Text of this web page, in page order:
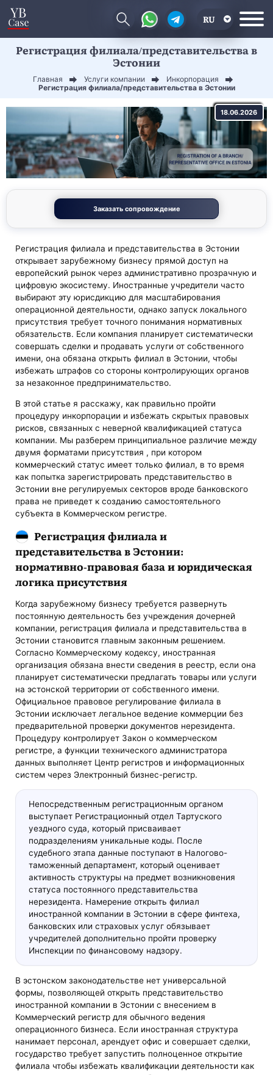
RU
EN
Регистрация филиала/представительства в
Эстонии
Главная Услуги компании
Инкорпорация
Регистрация филиала/представительства в Эстонии
18.06.2026
Заказать сопровождение
Регистрация филиала и представительства в Эстонии
открывает зарубежному бизнесу прямой доступ на
европейский рынок через административно прозрачную и
цифровую экосистему. Иностранные учредители часто
выбирают эту юрисдикцию для масштабирования
операционной деятельности, однако запуск локального
присутствия требует точного понимания нормативных
обязательств. Если компания планирует систематически
совершать сделки и продавать услуги от собственного
имени, она обязана открыть филиал в Эстонии, чтобы
избежать штрафов со стороны контролирующих органов
за незаконное предпринимательство.
В этой статье я расскажу, как правильно пройти
процедуру инкорпорации и избежать скрытых правовых
рисков, связанных с неверной квалификацией статуса
компании. Мы разберем принципиальное различие между
двумя форматами присутствия , при котором
коммерческий статус имеет только филиал, в то время
как попытка зарегистрировать представительство в
Эстонии вне регулируемых секторов вроде банковского
права не приведет к созданию самостоятельного
субъекта в Коммерческом регистре.
Регистрация филиала и
представительства в Эстонии:
нормативно-правовая база и юридическая
логика присутствия
Когда зарубежному бизнесу требуется развернуть
постоянную деятельность без учреждения дочерней
компании, регистрация филиала и представительства в
Эстонии становится главным законным решением.
Согласно Коммерческому кодексу, иностранная
организация обязана внести сведения в реестр, если она
планирует систематически предлагать товары или услуги
на эстонской территории от собственного имени.
Официальное правовое регулирование филиала в
Эстонии исключает легальное ведение коммерции без
предварительной проверки документов нерезидента.
Процедуру контролирует Закон о коммерческом
регистре, а функции технического администратора
данных выполняет Центр регистров и информационных
систем через Электронный бизнес-регистр.
Непосредственным регистрационным органом
выступает Регистрационный отдел Тартуского
уездного суда, который присваивает
подразделениям уникальные коды. После
судебного этапа данные поступают в Налогово-
таможенный департамент, который оценивает
активность структуры на предмет возникновения
статуса постоянного представительства
нерезидента. Намерение открыть филиал
иностранной компании в Эстонии в сфере финтеха,
банковских или страховых услуг обязывает
учредителей дополнительно пройти проверку
Инспекции по финансовому надзору.
В эстонском законодательстве нет универсальной
формы, позволяющей открыть представительство
иностранной компании в Эстонии с внесением в
Коммерческий регистр для обычного ведения
операционного бизнеса. Если иностранная структура
нанимает персонал, арендует офис и совершает сделки,
государство требует запустить полноценное открытие
филиала чтобы избежать квалификации деятельности как